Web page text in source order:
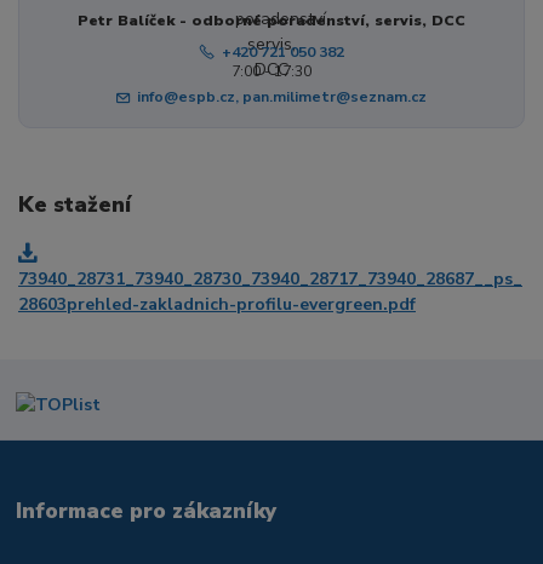
Petr Balíček - odborné poradenství, servis, DCC
+420 721 050 382
7:00 - 17:30
info@espb.cz, pan.milimetr@seznam.cz
Ke stažení
73940_28731_73940_28730_73940_28717_73940_28687__ps_
28603prehled-zakladnich-profilu-evergreen.pdf
Informace pro zákazníky